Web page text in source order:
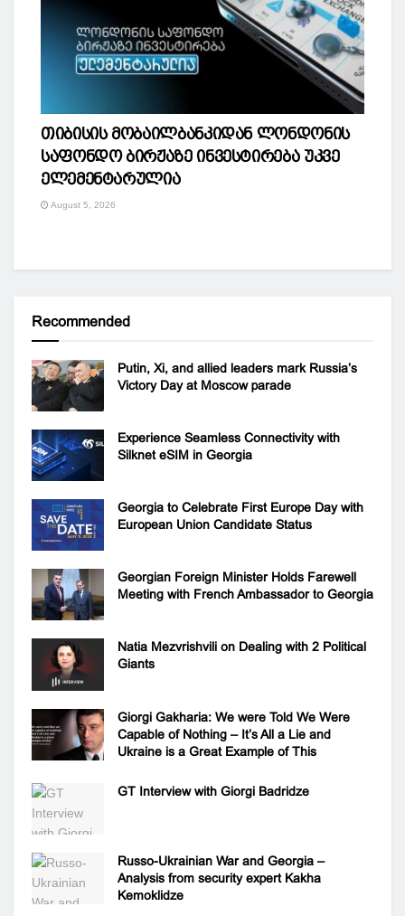
თიბისის მობაილბანკიდან ლონდონის
საფონდო ბირჟაზე ინვესტირება უკვე
ელემენტარულია
August 5, 2026
Recommended
Putin, Xi, and allied leaders mark Russia’s
Victory Day at Moscow parade
Experience Seamless Connectivity with
Silknet eSIM in Georgia
Georgia to Celebrate First Europe Day with
European Union Candidate Status
Georgian Foreign Minister Holds Farewell
Meeting with French Ambassador to Georgia
Natia Mezvrishvili on Dealing with 2 Political
Giants
Giorgi Gakharia: We were Told We Were
Capable of Nothing – It’s All a Lie and
Ukraine is a Great Example of This
GT Interview with Giorgi Badridze
Russo-Ukrainian War and Georgia –
Analysis from security expert Kakha
Kemoklidze